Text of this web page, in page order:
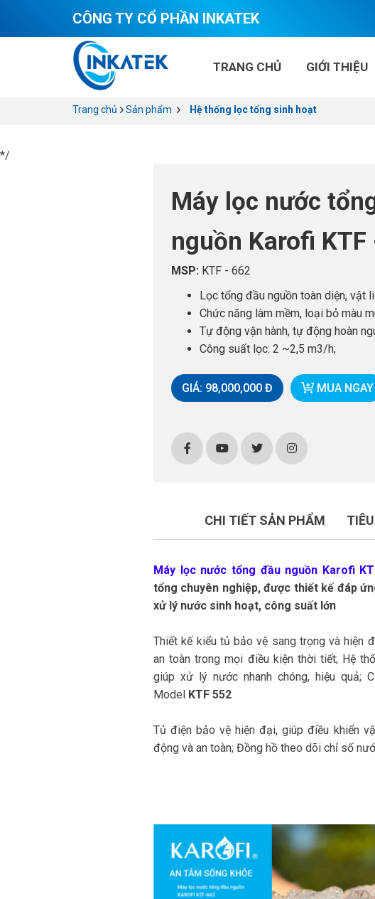
CÔNG TY CỔ PHẦN INKATEK
TRANG CHỦ GIỚI THIỆU
Trang chủ Sản phẩm Hệ thống lọc tổng sinh hoạt
*/
Máy lọc nước
nguồn Karofi KTF
MSP: KTF - 662
Lọc tổng đầu nguồn toàn diện, vật
Chức năng làm mềm, loại bỏ màu
Tự động vận hành, tự động hoàn
Công suất lọc: 2 ~2,5 m3/h;
GIÁ: 98,000,000 Đ MUA NGAY
CHI TIẾT SẢN PHẨM
Máy lọc nước tổng đầu nguồn Karofi
tổng chuyên nghiệp, được thiết kế đáp
xử lý nước sinh hoạt, công suất lớn
Thiết kế kiểu tủ bảo vệ sang trọng và hiện
an toàn trong mọi điều kiện thời tiết; Hệ
giúp xử lý nước nhanh chóng, hiệu quả;
Model KTF 552
Tủ điện bảo vệ hiện đại, giúp điều khiển
động và an toàn; Đồng hồ theo dõi chỉ số